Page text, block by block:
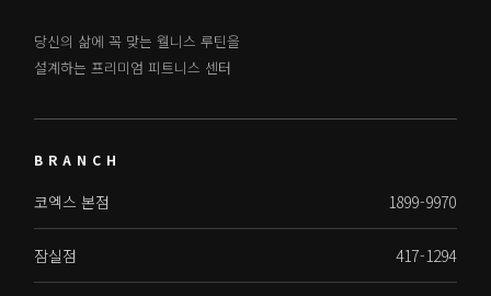
당신의 삶에 꼭 맞는 웰니스 루틴을
설계하는 프리미엄 피트니스 센터
BRANCH
코엑스 본점 1899-9970
잠실점 417-1294